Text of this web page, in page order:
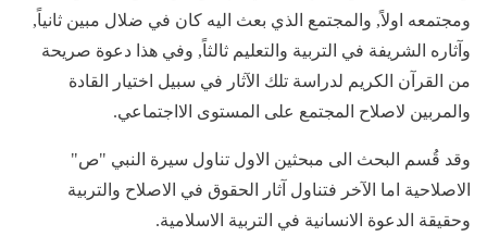
ومجتمعه اولاً, والمجتمع الذي بعث اليه كان في ضلال مبين ثانياً,
وآثاره الشريفة في التربية والتعليم ثالثاً, وفي هذا دعوة صريحة
من القرآن الكريم لدراسة تلك الآثار في سبيل اختيار القادة
والمربين لاصلاح المجتمع على المستوى الااجتماعي.
وقد قُسم البحث الى مبحثين الاول تناول سيرة النبي "ص"
الاصلاحية اما الآخر فتناول آثار الحقوق في الاصلاح والتربية
وحقيقة الدعوة الانسانية في التربية الاسلامية.